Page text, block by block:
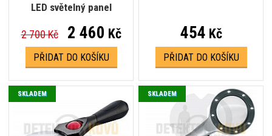
LED světelný panel
2 700 Kč 2 460 Kč
PŘIDAT DO KOŠÍKU
454 Kč
PŘIDAT DO KOŠÍKU
SKLADEM SKLADEM